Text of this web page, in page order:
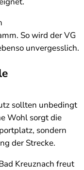
So wird der VG
unvergesslich.
sollten unbedingt
Wohl sorgt die
sondern
der Strecke.
Kreuznach freut